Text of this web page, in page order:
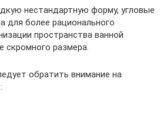
нестандартную форму, угловые
для более рационального
пространства ванной
скромного размера.
обратить внимание на